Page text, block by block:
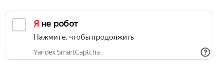
Я не робот
Нажмите, чтобы продолжить
Yandex SmartCaptcha